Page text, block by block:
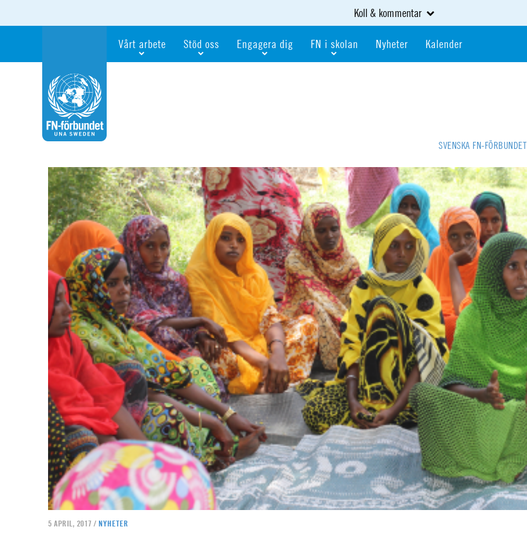
Koll & kommentar
Vårt arbete Stöd oss
Testamentera
Webbshop
Engagera dig
För dig som är ung
Världskoll i skolan
FN i skolan
Globalis
Nyheter Kalender
SVENSKA FN-FÖRBUNDET
5 APRIL, 2017 / NYHETER